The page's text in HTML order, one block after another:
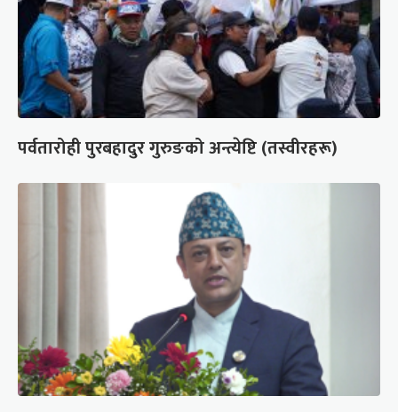
पर्वतारोही पुरबहादुर गुरुङको अन्त्येष्टि (तस्वीरहरू)